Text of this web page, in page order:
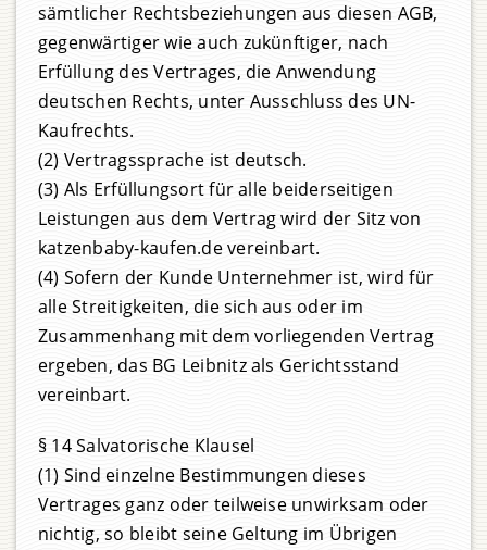
sämtlicher Rechtsbeziehungen aus diesen AGB,
gegenwärtiger wie auch zukünftiger, nach
Erfüllung des Vertrages, die Anwendung
deutschen Rechts, unter Ausschluss des UN-
Kaufrechts.
(2) Vertragssprache ist deutsch.
(3) Als Erfüllungsort für alle beiderseitigen
Leistungen aus dem Vertrag wird der Sitz von
katzenbaby-kaufen.de vereinbart.
(4) Sofern der Kunde Unternehmer ist, wird für
alle Streitigkeiten, die sich aus oder im
Zusammenhang mit dem vorliegenden Vertrag
ergeben, das BG Leibnitz als Gerichtsstand
vereinbart.
§ 14 Salvatorische Klausel
(1) Sind einzelne Bestimmungen dieses
Vertrages ganz oder teilweise unwirksam oder
nichtig, so bleibt seine Geltung im Übrigen